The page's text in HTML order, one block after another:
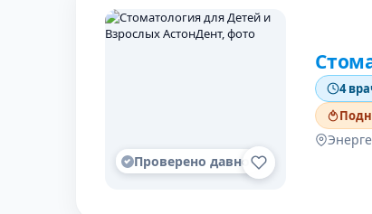
Проверено давно
4